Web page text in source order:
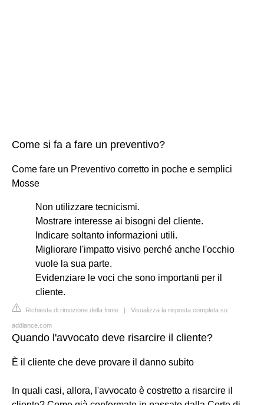
Come si fa a fare un preventivo?
Come fare un Preventivo corretto in poche e semplici
Mosse
Non utilizzare tecnicismi.
Mostrare interesse ai bisogni del cliente.
Indicare soltanto informazioni utili.
Migliorare l'impatto visivo perché anche l'occhio
vuole la sua parte.
Evidenziare le voci che sono importanti per il
cliente.
Richiesta di rimozione della fonte | Visualizza la risposta completa su
addlance.com
Quando l'avvocato deve risarcire il cliente?
È il cliente che deve provare il danno subito
In quali casi, allora, l'avvocato è costretto a risarcire il